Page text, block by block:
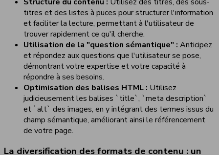
titres et des listes à puces pour structurer l'information
et faciliter la lecture, permettant à l'utilisateur de
trouver rapidement ce qu'il cherche.
Utilisation de la "question sémantique" : Anticipez
et répondez aux questions que l'utilisateur se pose,
démontrant votre expertise et votre capacité à
répondre à ses besoins.
Optimisation des balises HTML : Utilisez
judicieusement les balises `title`, `meta description`
et `alt` des images, en y intégrant des termes issus du
champ sémantique, améliorant ainsi le référencement
de votre page.
La diversification des formats de contenu : un